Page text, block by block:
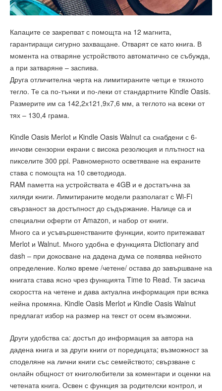
Капаците се закрепват с помощта на 12 магнита,
гарантиращи сигурно захващане. Отварят се като книга. В
момента на отваряне устройството автоматично се събужда,
а при затваряне – заспива.
Друга отличителна черта на лимитираните четци е тяхното
тегло. Те са по-тънки и по-леки от стандартните Kindle Oasis.
Размерите им са 142,2х121,9х7,6 мм, а теглото на всеки от
тях – 130,4 грама.
Kindle Oasis Merlot и Kindle Oasis Walnut са снабдени с 6-
инчови сензорни екрани с висока резолюция и плътност на
пикселите 300 ppi. Равномерното осветяване на екраните
става с помощта на 10 светодиода.
RAM паметта на устройствата е 4GB и е достатъчна за
хиляди книги. Лимитираните модели разполагат с Wi-Fi
свързаност за достъпност до съдържание. Налице са и
специални оферти от Amazon, и набор от книги.
Много са и усъвършенстваните функции, които притежават
Merlot и Walnut. Много удобна е функцията Dictionary and
dash – при докосване на дадена дума се появява нейното
определение. Колко време /четене/ остава до завършване на
книгата става ясно чрез функцията Time to Read. Тя засича
скоростта на четене и дава актуална информация при всяка
нейна промяна. Kindle Oasis Merlot и Kindle Oasis Walnut
предлагат избор на размер на текст от осем възможни.
Други удобства са: достъп до информация за автора на
дадена книга и за други книги от поредицата; възможност за
споделяне на лични книги със семейството; свързване с
онлайн общност от книголюбители за коментари и оценки на
четената книга. Освен с функция за родителски контрол, и